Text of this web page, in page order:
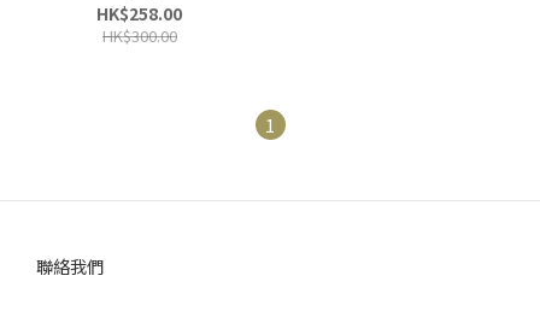
HK$258.00
HK$300.00
1
聯絡我們